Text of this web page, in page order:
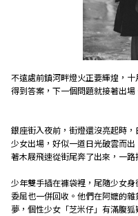
不遠處前鎮河畔燈火正要輝煌，
得到答案，下一個問題就接著出場
銀座街入夜前，街燈還沒亮起時
少女出場，好似一道日光破雲而
著木屐飛速從街尾奔了出來，一
少年雙手插在褲袋裡，尾隨少女
委屈也一併回收。他們在阿嬤的
夢，個性少女「芝米仔」有滿腹